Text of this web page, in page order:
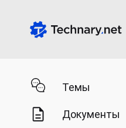
Темы
Документы